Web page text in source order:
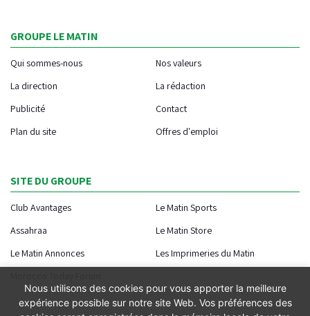
GROUPE LE MATIN
Qui sommes-nous
Nos valeurs
La direction
La rédaction
Publicité
Contact
Plan du site
Offres d'emploi
SITE DU GROUPE
Club Avantages
Le Matin Sports
Assahraa
Le Matin Store
Le Matin Annonces
Les Imprimeries du Matin
Nous utilisons des cookies pour vous apporter la meilleure
expérience possible sur notre site Web. Vos préférences des